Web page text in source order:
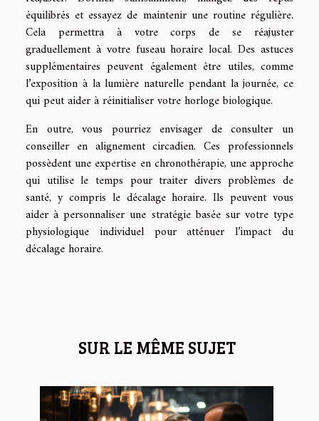
équilibrés et essayez de maintenir une routine régulière.
Cela permettra à votre corps de se réajuster
graduellement à votre fuseau horaire local. Des astuces
supplémentaires peuvent également être utiles, comme
l’exposition à la lumière naturelle pendant la journée, ce
qui peut aider à réinitialiser votre horloge biologique.
En outre, vous pourriez envisager de consulter un
conseiller en alignement circadien. Ces professionnels
possèdent une expertise en chronothérapie, une approche
qui utilise le temps pour traiter divers problèmes de
santé, y compris le décalage horaire. Ils peuvent vous
aider à personnaliser une stratégie basée sur votre type
physiologique individuel pour atténuer l’impact du
décalage horaire.
SUR LE MÊME SUJET